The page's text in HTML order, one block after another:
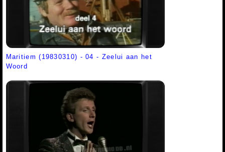
Maritiem (19830310) - 04 - Zeelui aan het
Woord